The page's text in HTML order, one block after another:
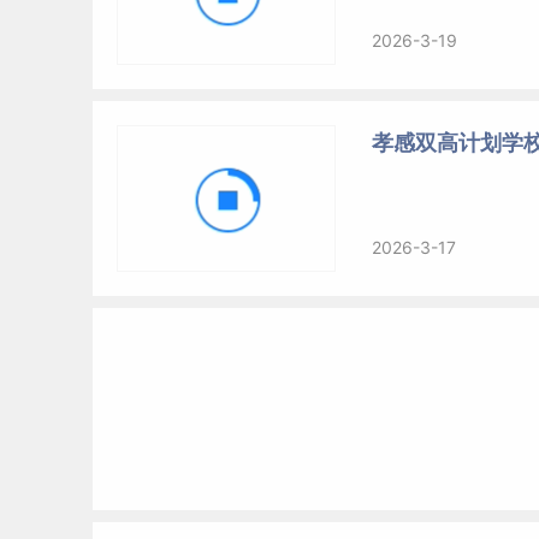
2026-3-19
孝感双高计划学
2026-3-17